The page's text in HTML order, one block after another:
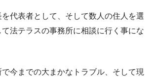
代表者として、そして数人の住人を選
法テラスの事務所に相談に行く事にな
今までの大まかなトラブル、そして現